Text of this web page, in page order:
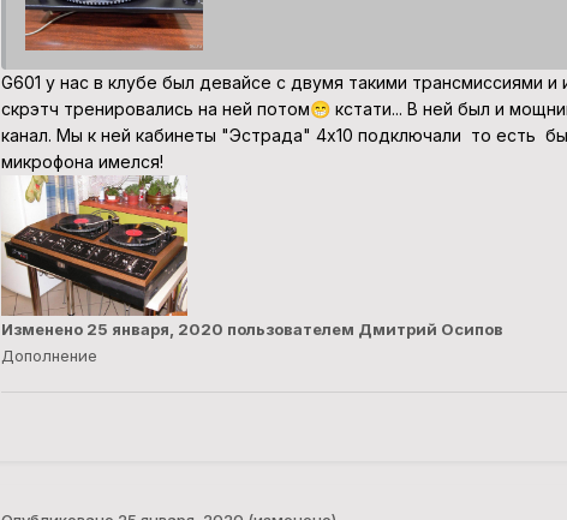
G601 у нас в клубе был девайсе с двумя такими трансмиссиями и
скрэтч тренировались на ней потом😁кстати... В ней был и
канал. Мы к ней кабинеты "Эстрада" 4х10 подключали то есть
микрофона имелся!
Изменено 25 января, 2020 пользователем Дмитрий Осипов
Дополнение